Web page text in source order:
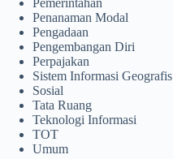
Penanaman Modal
Pengadaan
Pengembangan Diri
Perpajakan
Sistem Informasi Geografis
Sosial
Tata Ruang
Teknologi Informasi
TOT
Umum